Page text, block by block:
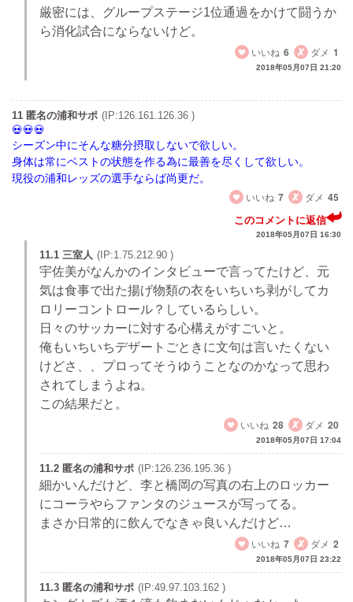
厳密には、グループステージ1位通過をかけて闘うか
ら消化試合にならないけど。
いいね 6 ダメ 1
2018年05月07日 21:20
11 匿名の浦和サポ (IP:126.161.126.36 )
シーズン中にそんな糖分摂取しないで欲しい。
身体は常にベストの状態を作る為に最善を尽くして欲しい。
現役の浦和レッズの選手ならば尚更だ。
いいね 7 ダメ 45
このコメントに返信
2018年05月07日 16:30
11.1 三室人 (IP:1.75.212.90 )
宇佐美がなんかのインタビューで言ってたけど、元
気は食事で出た揚げ物類の衣をいちいち剥がしてカ
ロリーコントロール？しているらしい。
日々のサッカーに対する心構えがすごいと。
俺もいちいちデザートごときに文句は言いたくない
けどさ、、プロってそうゆうことなのかなって思わ
されてしまうよね。
この結果だと。
いいね 28 ダメ 20
2018年05月07日 17:04
11.2 匿名の浦和サポ (IP:126.236.195.36 )
細かいんだけど、李と橋岡の写真の右上のロッカー
にコーラやらファンタのジュースが写ってる。
まさか日常的に飲んでなきゃ良いんだけど…
いいね 7 ダメ 2
2018年05月07日 23:22
11.3 匿名の浦和サポ (IP:49.97.103.162 )